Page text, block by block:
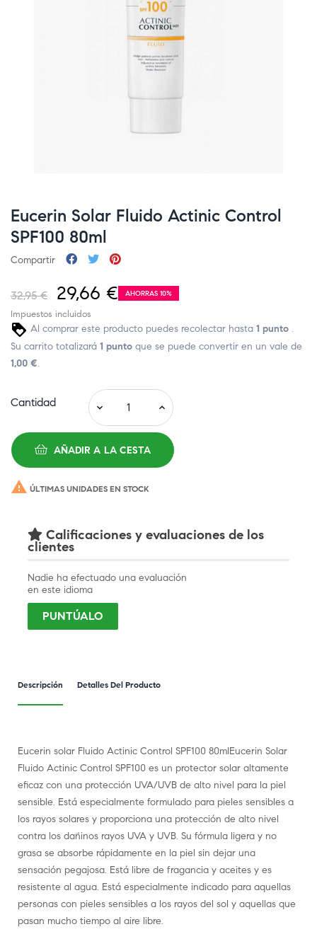
Eucerin Solar Fluido Actinic Control
SPF100 80ml
Compartir
32,95 € 29,66 € AHORRAS 10%
Impuestos incluidos
Al comprar este producto puedes recolectar hasta 1 punto .
Su carrito totalizará 1 punto que se puede convertir en un vale de
1,00 €.
Cantidad
AÑADIR A LA CESTA
 ÚLTIMAS UNIDADES EN STOCK
Calificaciones y evaluaciones de los
clientes
Nadie ha efectuado una evaluación
en este idioma
PUNTÚALO
Descripción Detalles Del Producto
Eucerin solar Fluido Actinic Control SPF100 80mlEucerin Solar
Fluido Actinic Control SPF100 es un protector solar altamente
eficaz con una protección UVA/UVB de alto nivel para la piel
sensible. Está especialmente formulado para pieles sensibles a
los rayos solares y proporciona una protección de alto nivel
contra los dañinos rayos UVA y UVB. Su fórmula ligera y no
grasa se absorbe rápidamente en la piel sin dejar una
sensación pegajosa. Está libre de fragancia y aceites y es
resistente al agua. Está especialmente indicado para aquellas
personas con pieles sensibles a los rayos del sol y aquellas que
pasan mucho tiempo al aire libre.